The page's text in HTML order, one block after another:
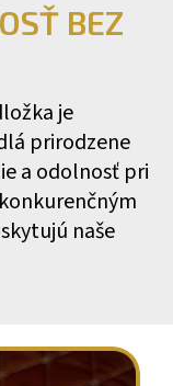
BEZ
je
prirodzene
a odolnosť pri
naše